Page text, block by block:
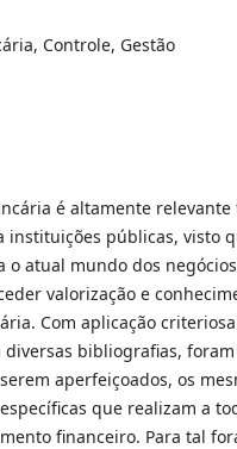
Controle, Gestão
é altamente relevante
instituições públicas, visto
atual mundo dos
valorização e
Com aplicação
bibliografias, foram
aperfeiçoados, os
que realizam a
financeiro. Para tal